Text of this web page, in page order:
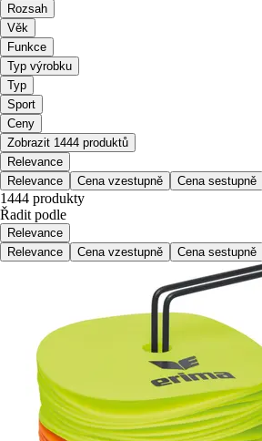
Rozsah
Věk
Funkce
Typ výrobku
Typ
Sport
Ceny
Zobrazit 1444 produktů
Relevance
Relevance
Cena vzestupně Cena sestupně
1444 produkty
Řadit podle
Relevance
Relevance
Cena vzestupně Cena sestupně